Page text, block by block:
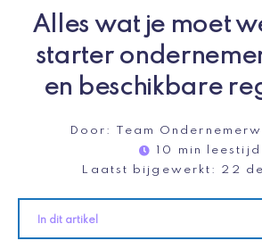
Alles wat je moet
starter
en beschikbare
Door:
Team
10 min leestijd
Laatst bijgewerkt:
22
In dit artikel